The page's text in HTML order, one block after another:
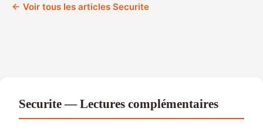
← Voir tous les articles Securite
Securite — Lectures complémentaires